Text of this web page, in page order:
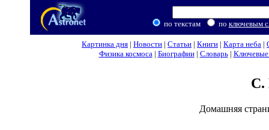
по текстам по ключевым
Картинка дня | Новости | Статьи | Книги | Карта неба |
Физика космоса| Биографии| Словарь| Ключевые
С.
Домашняя